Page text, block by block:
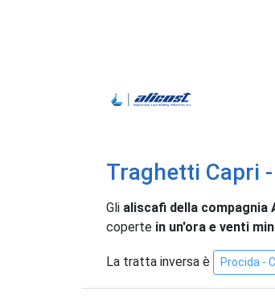
Alicost
Traghetti Capri
Gli aliscafi della compagnia
coperte in un'ora e venti
La tratta inversa è Procida -